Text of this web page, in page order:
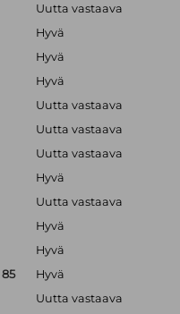
Uutta vastaava
Hyvä
Hyvä
Hyvä
Uutta vastaava
Uutta vastaava
Uutta vastaava
Hyvä
Uutta vastaava
Hyvä
Hyvä
Hyvä
Uutta vastaava